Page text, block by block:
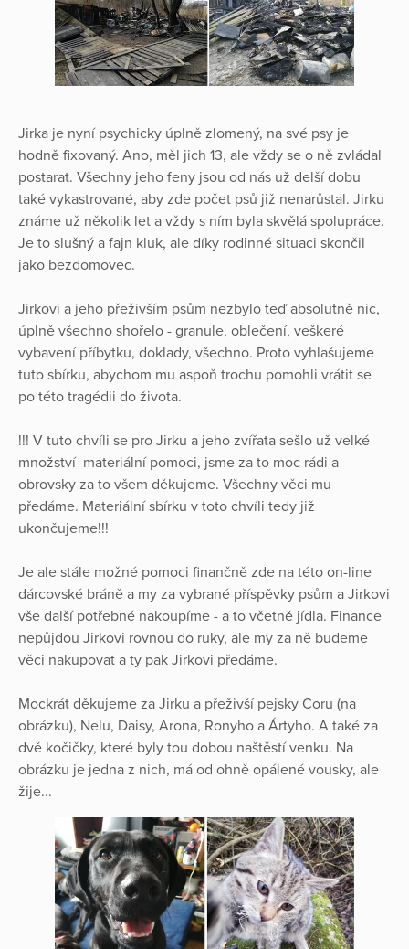
Jirka je nyní psychicky úplně zlomený, na své psy je
hodně fixovaný. Ano, měl jich 13, ale vždy se o ně zvládal
postarat. Všechny jeho feny jsou od nás už delší dobu
také vykastrované, aby zde počet psů již nenarůstal. Jirku
známe už několik let a vždy s ním byla skvělá spolupráce.
Je to slušný a fajn kluk, ale díky rodinné situaci skončil
jako bezdomovec.
Jirkovi a jeho přeživším psům nezbylo teď absolutně nic,
úplně všechno shořelo - granule, oblečení, veškeré
vybavení příbytku, doklady, všechno. Proto vyhlašujeme
tuto sbírku, abychom mu aspoň trochu pomohli vrátit se
po této tragédii do života.
!!! V tuto chvíli se pro Jirku a jeho zvířata sešlo už velké
množství materiální pomoci, jsme za to moc rádi a
obrovsky za to všem děkujeme. Všechny věci mu
předáme. Materiální sbírku v toto chvíli tedy již
ukončujeme!!!
Je ale stále možné pomoci finančně zde na této on-line
dárcovské bráně a my za vybrané příspěvky psům a Jirkovi
vše další potřebné nakoupíme - a to včetně jídla. Finance
nepůjdou Jirkovi rovnou do ruky, ale my za ně budeme
věci nakupovat a ty pak Jirkovi předáme.
Mockrát děkujeme za Jirku a přeživší pejsky Coru (na
obrázku), Nelu, Daisy, Arona, Ronyho a Ártyho. A také za
dvě kočičky, které byly tou dobou naštěstí venku. Na
obrázku je jedna z nich, má od ohně opálené vousky, ale
žije...